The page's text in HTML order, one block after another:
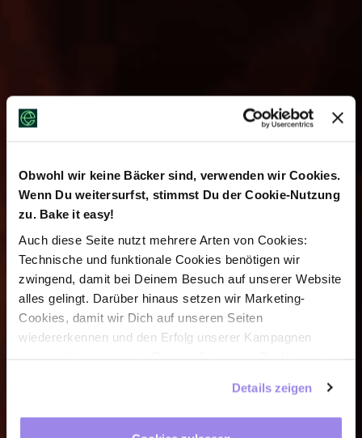
Obwohl wir keine Bäcker sind, verwenden wir Cookies.
Wenn Du weitersurfst, stimmst Du der Cookie-Nutzung
zu. Bake it easy!
Auch diese Seite nutzt mehrere Arten von Cookies:
Technische und funktionale Cookies benötigen wir
zwingend, damit bei Deinem Besuch auf unserer Website
alles gelingt. Darüber hinaus setzen wir Marketing-
Cookies, damit wir Dich auf unseren Seiten
wiedererkennen und den Erfolg unserer Kampagnen
außerhalb unserer Webseite. Du kannst jederzeit – auch
später noch – festlegen, welche Cookies Du zulässt und
Details zeigen
elaya hotel
wolfenbüttel,
trademark
collection by
jetzt
bis zu 30 %